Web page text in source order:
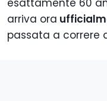
esattamente 60
arriva ora
passata a correre